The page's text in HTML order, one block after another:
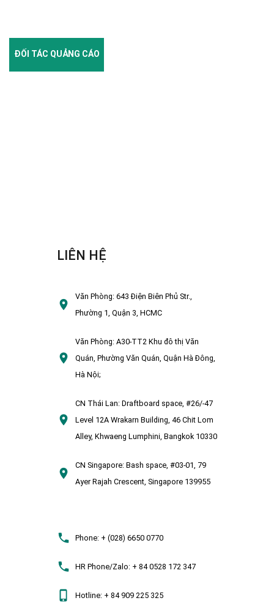
ĐỐI TÁC QUẢNG CÁO
LIÊN HỆ
Văn Phòng:643 Điện Biên Phủ Str.,
Phường 1, Quận 3, HCMC
Văn Phòng:A30-TT2 Khu đô thị Văn
Quán, Phường Văn Quán, Quận Hà Đông,
Hà Nội;
CN Thái Lan: Draftboard space, #26/-47
Level 12A Wrakarn Building, 46 Chit Lom
Alley, Khwaeng Lumphini, Bangkok 10330
CN Singapore: Bash space, #03-01, 79
Ayer Rajah Crescent, Singapore 139955
Phone:+ (028) 6650 0770
HR Phone/Zalo:+ 84 0528 172 347
Hotline:+ 84 909 225 325